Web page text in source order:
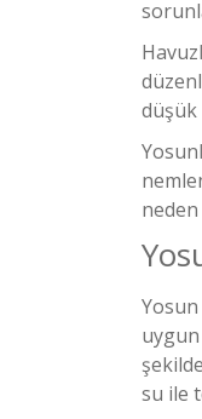
düşük
Yosun
su ile